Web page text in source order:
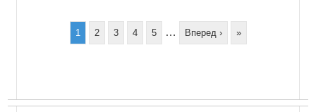
Page
1 Page
2 Page
3 Page
4 Page
5 …
Следующая
страница
Вперед ›
Последняя
страница
»